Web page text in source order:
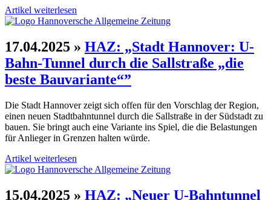
Artikel weiterlesen
17.04.2025 » HAZ: „Stadt Hannover: U-
Bahn-Tunnel durch die Sall­straße „die
beste Bau­variante“”
Die Stadt Hannover zeigt sich offen für den Vorschlag der Region,
einen neuen Stadt­bahn­tunnel durch die Sall­straße in der Süd­stadt zu
bauen. Sie bringt auch eine Variante ins Spiel, die die Belastungen
für Anlieger in Grenzen halten würde.
Artikel weiterlesen
15.04.2025 » HAZ: „Neuer U-Bahn­tunnel